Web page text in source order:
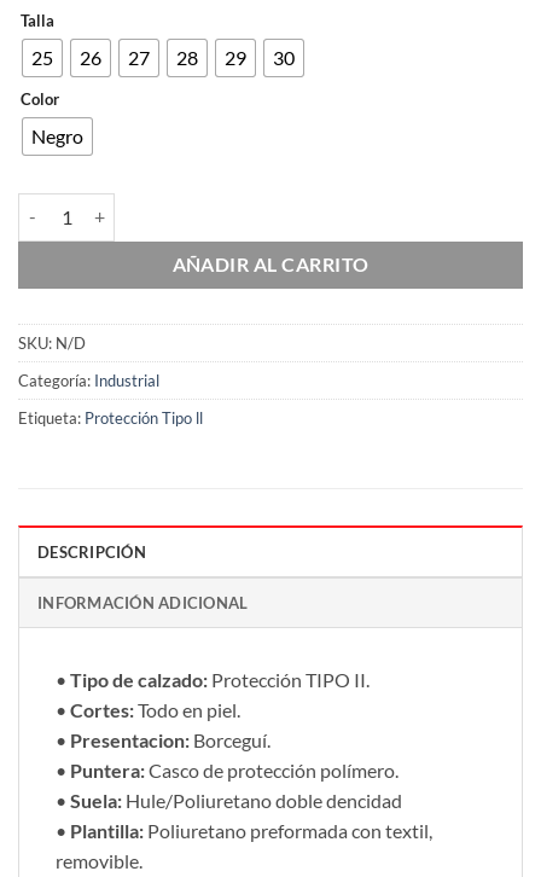
Talla
25 26 27 28 29 30
Color
Negro
AÑADIR AL CARRITO
SKU: N/D
Categoría: Industrial
Etiqueta: Protección Tipo ll
DESCRIPCIÓN
INFORMACIÓN ADICIONAL
• Tipo de calzado: Protección TIPO II.
• Cortes:Todo en piel.
• Presentacion: Borceguí.
• Puntera:Casco de protección polímero.
• Suela: Hule/Poliuretano doble dencidad
• Plantilla: Poliuretano preformada con textil,
removible.